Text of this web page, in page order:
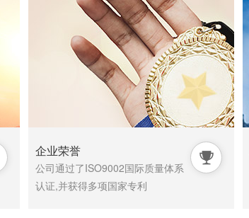
企业荣誉
公司通过了ISO9002国际质量体系
认证,并获得多项国家专利
